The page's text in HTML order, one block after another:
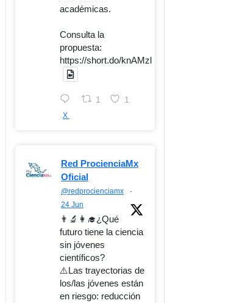
académicas.
Consulta la
propuesta:
https://short.do/knAMzl
1 1
X
Red ProcienciaMx
Oficial
@redprocienciamx
·
24 Jun
👨‍🔬👩‍🎓¿Qué
futuro tiene la ciencia
sin jóvenes
científicos?
⚠️Las trayectorias de
los/las jóvenes están
en riesgo: reducción